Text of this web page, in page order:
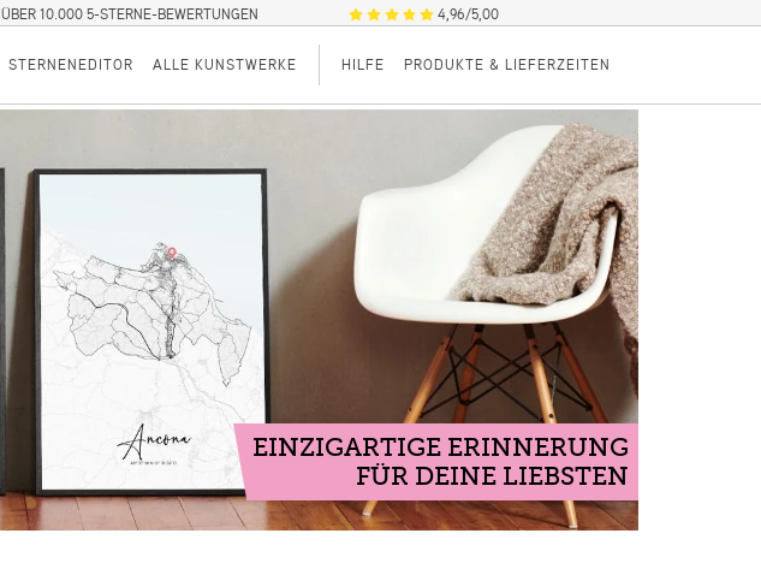
ÜBER 10.000 5-STERNE-BEWERTUNGEN 4,96/5,00
STERNENEDITOR ALLE KUNSTWERKE HILFE PRODUKTE & LIEFERZEITEN
EINZIGARTIGE ERINNERUNG
FÜR DEINE LIEBSTEN